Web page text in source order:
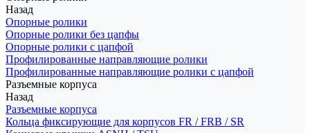
Назад
Опорные ролики
Опорные ролики без цапфы
Опорные ролики с цапфой
Профилированные направляющие ролики
Профилированные направляющие ролики с цапфой
Разъемные корпуса
Назад
Разъемные корпуса
Кольца фиксирующие для корпусов FR / FRB / SR